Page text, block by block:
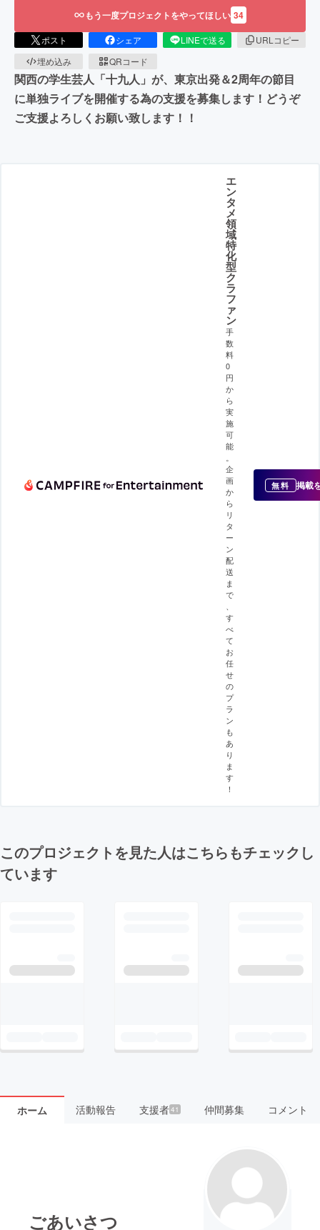
もう一度プロジェクトをやってほしい 34
ポスト シェア LINEで送る
URLコピー
埋め込み
QRコード
関西の学生芸人「十九人」が、東京出発＆2周年の節目
に単独ライブを開催する為の支援を募集します！どうぞ
ご支援よろしくお願い致します！！
エ
ン
タ
メ
領
域
特
化
型
ク
ラ
フ
ァ
ン
手
数
料
0
円
か
ら
実
施
可
能
。
企
画
か
ら
リ
タ
ー
ン
配
送
ま
で
、
す
べ
て
お
任
せ
の
プ
ラ
ン
も
あ
り
ま
す
！
無料 掲載
このプロジェクトを見た人はこちらもチェックし
ています
ホーム 活動報告 支援者41 仲間募集 コメント
ごあいさつ